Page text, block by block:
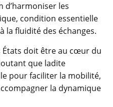
les
condition essentielle
la fluidité des échanges.
États doit être au cœur du
que ladite
pour faciliter la mobilité,
la dynamique